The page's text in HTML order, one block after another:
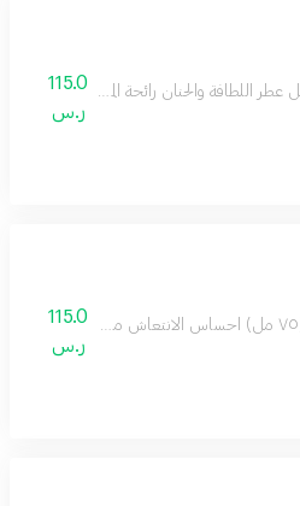
115.0
ر.س
115.0
ر.س